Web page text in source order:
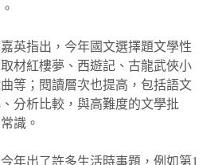
。
英指出，今年國文選擇題文學性
材紅樓夢、西遊記、古龍武俠小
等；閱讀層次也提高，包括語文
分析比較，與高難度的文學批
識。
年出了許多生活時事題，例如第1